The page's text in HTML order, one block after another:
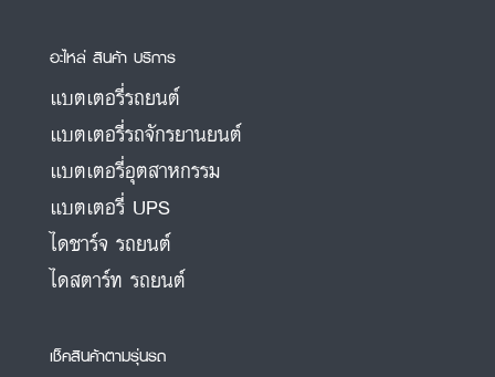
อะไหล่ สินค้า บริการ
แบตเตอรี่รถยนต์
แบตเตอรี่รถจักรยานยนต์
แบตเตอรี่อุตสาหกรรม
แบตเตอรี่ UPS
ไดชาร์จ รถยนต์
ไดสตาร์ท รถยนต์
เช็คสินค้าตามรุ่นรถ